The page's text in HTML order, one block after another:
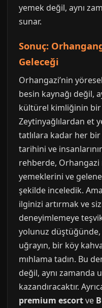
yemek değil, aynı
sunar.
Sonuç:
Geleceği
Orhangazi’nin
besin kaynağı değil,
kültürel kimliğinin bir
Zeytinyağlılardan et
tatlılara kadar her
tarihini ve
rehberde, Orhangazi
yemeklerini ve
şekilde inceledik.
ilginizi artırmak ve
deneyimlemeye
yolunuz
uğrayın, bir köy
mıhlama tadın. Bu
değil, aynı zamanda
kazandıracaktır.
premium escortve